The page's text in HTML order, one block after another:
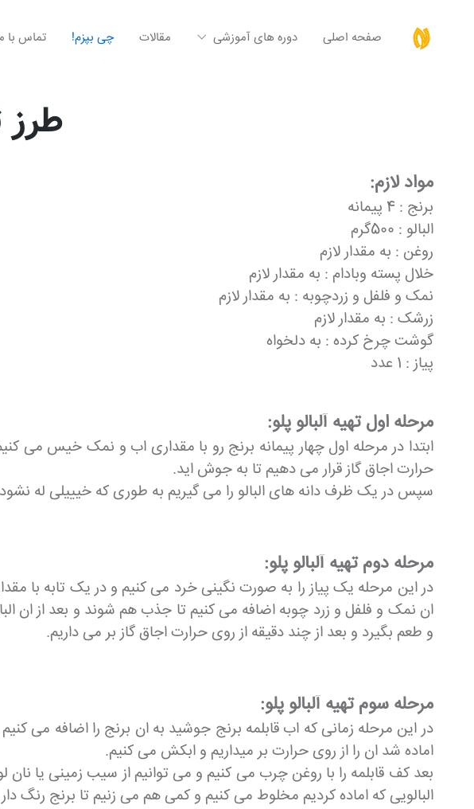
صفحه اصلی دوره های آموزشی مقالات چی بپزم! تماس با
طرز
مواد لازم:
برنج : 4 پیمانه
البالو : 500گرم
روغن : به مقدار لازم
خلال پسته وبادام : به مقدار لازم
نمک و فلفل و زردچوبه : به مقدار لازم
زرشک : به مقدار لازم
گوشت چرخ کرده : به دلخواه
پیاز : 1 عدد
مرحله اول تهیه آلبالو پلو:
ابتدا در مرحله اول چهار پیمانه برنج رو با مقداری اب و نمک خیس می
حرارت اجاق گاز قرار می دهیم تا به جوش اید.
سپس در یک ظرف دانه های البالو را می گیریم به طوری که خیییلی له نشود
مرحله دوم تهیه آلبالو پلو:
در این مرحله یک پیاز را به صورت نگینی خرد می کنیم و در یک تابه
ان نمک و فلفل و زرد چوبه اضافه می کنیم تا جذب هم شوند و بعد از ان
و طعم بگیرد و بعد از چند دقیقه از روی حرارت اجاق گاز بر می داریم.
مرحله سوم تهیه آلبالو پلو:
در این مرحله زمانی که اب قابلمه برنج جوشید به ان برنج را اضافه می
اماده شد ان را از روی حرارت بر میداریم و ابکش می کنیم.
بعد کف قابلمه را با روغن چرب می کنیم و می توانیم از سیب زمینی یا
البالویی که اماده کردیم مخلوط می کنیم و کمی هم می زنیم تا برنج رنگ